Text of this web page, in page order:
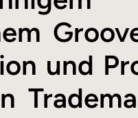
und